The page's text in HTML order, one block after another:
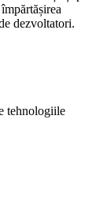
dezvoltatori.
tehnologiile